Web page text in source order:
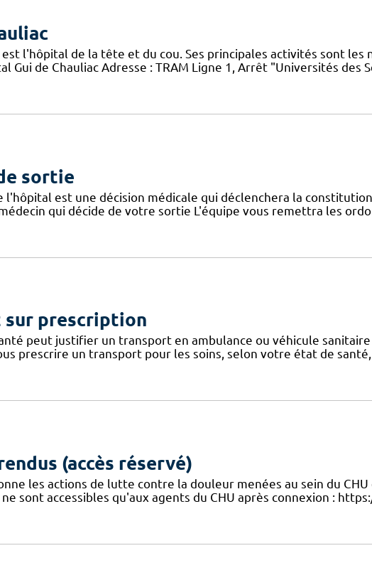
est l'hôpital de la tête et du cou. Ses principales activités sont les
Gui de Chauliac Adresse : TRAM Ligne 1, Arrêt "Universités des
sortie
l'hôpital est une décision médicale qui déclenchera la
qui décide de votre sortie L'équipe vous remettra les
sur prescription
peut justifier un transport en ambulance ou véhicule sanitaire
prescrire un transport pour les soins, selon votre état de
(accès réservé)
les actions de lutte contre la douleur menées au sein du
sont accessibles qu'aux agents du CHU après connexion :